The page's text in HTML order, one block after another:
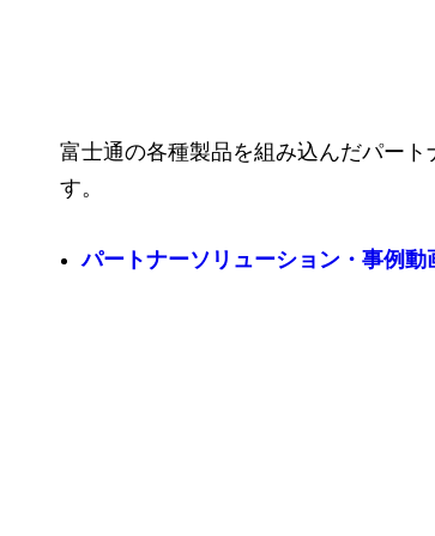
富士通の各種製品を組み込んだパー
す。
パートナーソリューション・事例動